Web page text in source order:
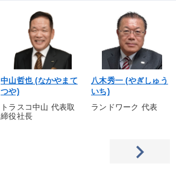
中山哲也 (なかやまて
つや)
トラスコ中山 代表取
締役社長
八木秀一 (やぎしゅう
いち)
ランドワーク 代表